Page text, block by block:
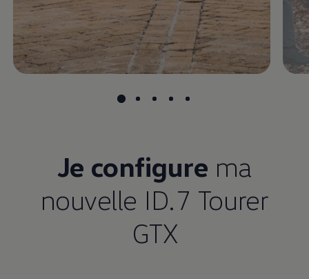
Je configure ma
nouvelle ID.7 Tourer
GTX